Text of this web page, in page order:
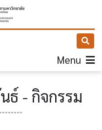
Menu
ธ์ - กิจกรรม